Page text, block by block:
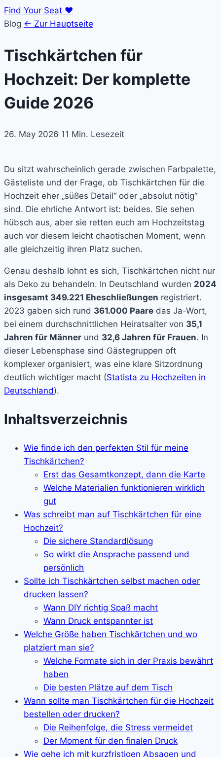
Find Your Seat ♥
Blog ← Zur Hauptseite
Tischkärtchen für
Hochzeit: Der komplette
Guide 2026
26. May 2026 11 Min. Lesezeit
Du sitzt wahrscheinlich gerade zwischen Farbpalette,
Gästeliste und der Frage, ob Tischkärtchen für die
Hochzeit eher „süßes Detail“ oder „absolut nötig“
sind. Die ehrliche Antwort ist: beides. Sie sehen
hübsch aus, aber sie retten euch am Hochzeitstag
auch vor diesem leicht chaotischen Moment, wenn
alle gleichzeitig ihren Platz suchen.
Genau deshalb lohnt es sich, Tischkärtchen nicht nur
als Deko zu behandeln. In Deutschland wurden 2024
insgesamt 349.221 Eheschließungen registriert.
2023 gaben sich rund 361.000 Paare das Ja-Wort,
bei einem durchschnittlichen Heiratsalter von 35,1
Jahren für Männer und 32,6 Jahren für Frauen. In
dieser Lebensphase sind Gästegruppen oft
komplexer organisiert, was eine klare Sitzordnung
deutlich wichtiger macht (Statista zu Hochzeiten in
Deutschland).
Inhaltsverzeichnis
Wie finde ich den perfekten Stil für meine
Tischkärtchen?
Erst das Gesamtkonzept, dann die Karte
Welche Materialien funktionieren wirklich
gut
Was schreibt man auf Tischkärtchen für eine
Hochzeit?
Die sichere Standardlösung
So wirkt die Ansprache passend und
persönlich
Sollte ich Tischkärtchen selbst machen oder
drucken lassen?
Wann DIY richtig Spaß macht
Wann Druck entspannter ist
Welche Größe haben Tischkärtchen und wo
platziert man sie?
Welche Formate sich in der Praxis bewährt
haben
Die besten Plätze auf dem Tisch
Wann sollte man Tischkärtchen für die Hochzeit
bestellen oder drucken?
Die Reihenfolge, die Stress vermeidet
Der Moment für den finalen Druck
Wie gehe ich mit kurzfristigen Absagen und